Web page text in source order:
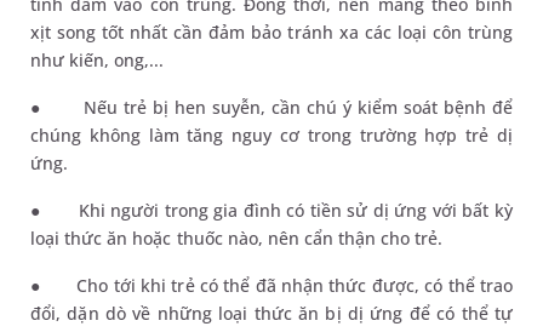
xịt song tốt nhất cần đảm bảo tránh xa các loại côn trùng
như kiến, ong,...
●
Nếu trẻ bị hen suyễn, cần chú ý kiểm soát bệnh để
chúng không làm tăng nguy cơ trong trường hợp trẻ dị
ứng.
●
Khi người trong gia đình có tiền sử dị ứng với bất kỳ
loại thức ăn hoặc thuốc nào, nên cẩn thận cho trẻ.
●
Cho tới khi trẻ có thể đã nhận thức được, có thể trao
đổi, dặn dò về những loại thức ăn bị dị ứng để có thể tự